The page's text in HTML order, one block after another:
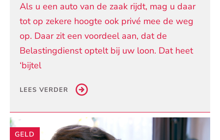
Als u een auto van de zaak rijdt, mag u daar
tot op zekere hoogte ook privé mee de weg
op. Daar zit een voordeel aan, dat de
Belastingdienst optelt bij uw loon. Dat heet
‘bijtel
LEES VERDER
GELD